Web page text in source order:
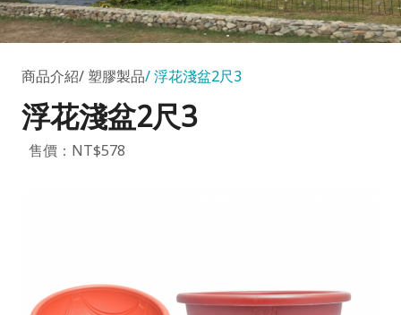
商品介紹 塑膠製品 浮花淺盆2尺3
浮花淺盆2尺3
售價：NT$578